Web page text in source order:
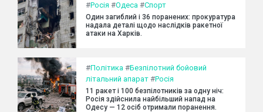
#Росія #Одеса #Спорт
Один загиблий і 36 поранених: прокуратура
надала деталі щодо наслідків ракетної
атаки на Харків.
#Політика #Безпілотний бойовий
літальний апарат #Росія
11 ракет і 100 безпілотників за одну ніч:
Росія здійснила найбільший напад на
Одесу — 12 осіб отримали поранення.